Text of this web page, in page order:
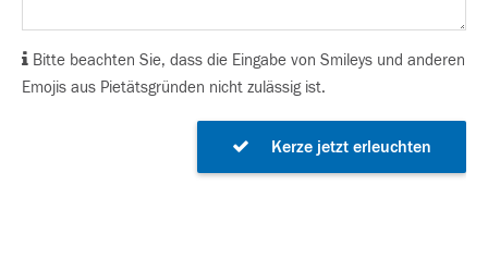
Bitte beachten Sie, dass die Eingabe von Smileys und anderen
Emojis aus Pietätsgründen nicht zulässig ist.
Kerze jetzt erleuchten